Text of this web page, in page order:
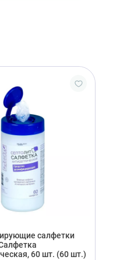
салфетки
60 шт. (60 шт.)